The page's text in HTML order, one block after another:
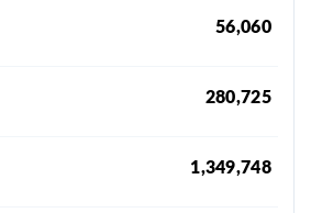
56,060
280,725
1,349,748